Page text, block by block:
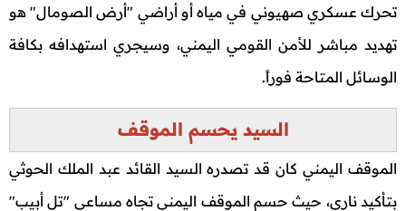
تحرك عسكري صهيوني في مياه أو أراضي "أرض الصومال" هو
تهديد مباشر للأمن القومي اليمني، وسيجري استهدافه بكافة
الوسائل المتاحة فوراً.
السيد يحسم الموقف
الموقف اليمني كان قد تصدره السيد القائد عبد الملك الحوثي
بتأكيد ناري، حيث حسم الموقف اليمني تجاه مساعي "تل أبيب"